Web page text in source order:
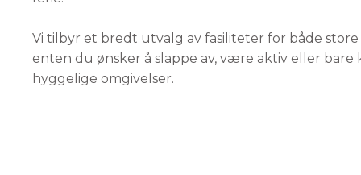
Vi tilbyr et bredt utvalg av fasiliteter for både store
enten du ønsker å slappe av, være aktiv eller bare
hyggelige omgivelser.